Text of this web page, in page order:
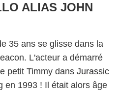
ALIAS JOHN
35 ans se glisse dans la
L'acteur a démarré
petit Timmy dans Jurassic
en 1993 ! Il était alors âge